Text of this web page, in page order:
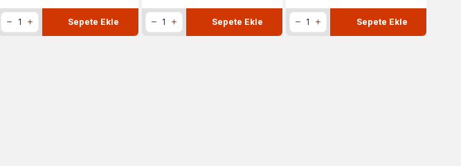
Sepete Ekle Sepete Ekle Sepete Ekle